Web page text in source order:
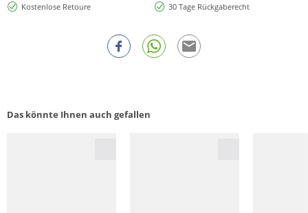
Kostenlose Retoure
30 Tage Rückgaberecht
Das könnte Ihnen auch gefallen